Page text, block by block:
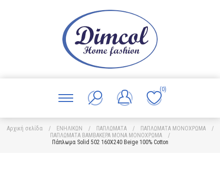
(0)
Αρχική σελίδα / ΕΝΗΛΙΚΩΝ / ΠΑΠΛΩΜΑΤΑ / ΠΑΠΛΩΜΑΤΑ ΜΟΝΟΧΡΩΜΑ
/
ΠΑΠΛΩΜΑΤΑ ΒΑΜΒΑΚΕΡΑ ΜΟΝΑ ΜΟΝΟΧΡΩΜΑ
/
Πάπλωμα Solid 502 160X240 Beige 100% Cotton